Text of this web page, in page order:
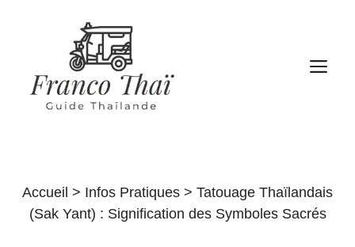
Accueil > Infos Pratiques > Tatouage Thaïlandais
(Sak Yant) : Signification des Symboles Sacrés